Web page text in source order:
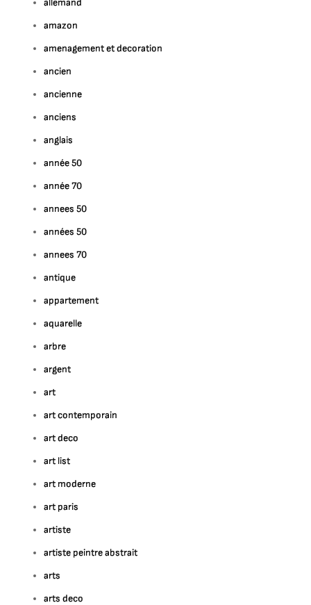
allemand
amazon
amenagement et decoration
ancien
ancienne
anciens
anglais
année 50
année 70
annees 50
années 50
annees 70
antique
appartement
aquarelle
arbre
argent
art
art contemporain
art deco
art list
art moderne
art paris
artiste
artiste peintre abstrait
arts
arts deco